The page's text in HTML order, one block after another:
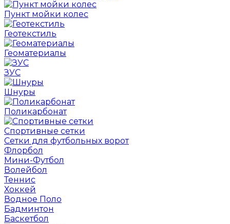
Пункт мойки колес
Геотекстиль
Геоматериалы
ЗУС
Шнуры
Поликарбонат
Спортивные сетки
Сетки для футбольных ворот
Флорбол
Мини-Футбол
Волейбол
Теннис
Хоккей
Водное Поло
Бадминтон
Баскетбол